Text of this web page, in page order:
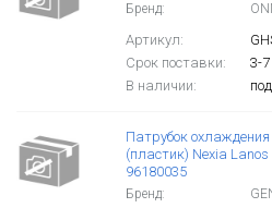
Бренд:
Артикул:
Срок поставки:
3-7
В наличии:
Патрубок охлаждения
(пластик) Nexia
96180035
Бренд: